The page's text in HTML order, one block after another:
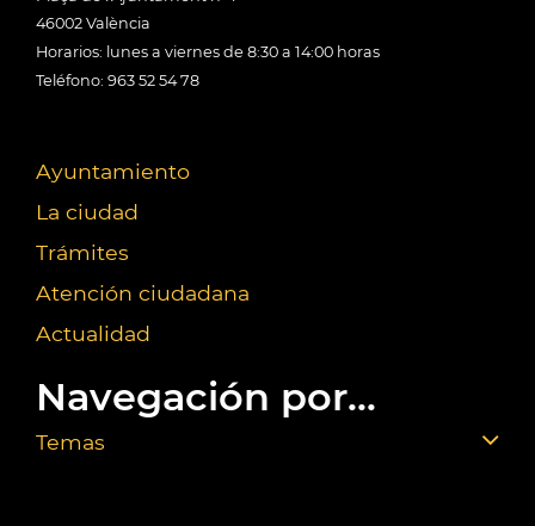
46002 València
Horarios: lunes a viernes de 8:30 a 14:00 horas
Teléfono: 963 52 54 78
Ayuntamiento
La ciudad
Trámites
Atención ciudadana
Actualidad
Navegación por...
Temas